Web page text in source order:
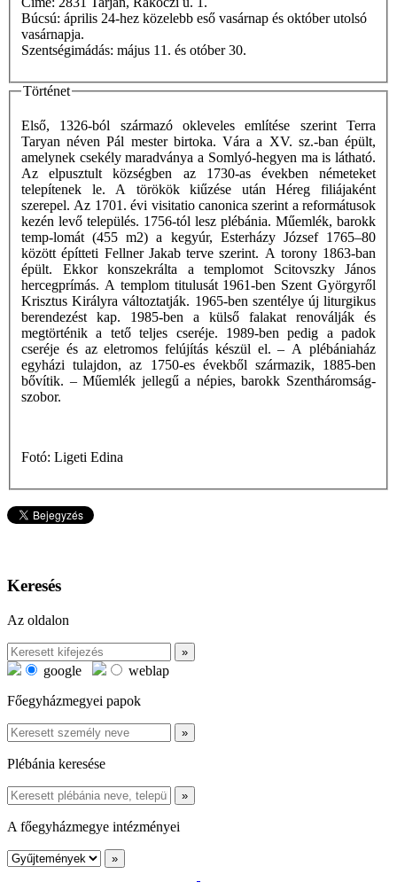
Búcsú: április 24-hez közelebb eső vasárnap és október utolsó
vasárnapja.
Szentségimádás: május 11. és otóber 30.
Történet
Első, 1326-ból származó okleveles említése szerint Terra
Taryan néven Pál mester birtoka. Vára a XV. sz.-ban épült,
amelynek csekély maradványa a Somlyó-hegyen ma is látható.
Az elpusztult községben az 1730-as években németeket
telepítenek le. A törökök kiűzése után Héreg filiájaként
szerepel. Az 1701. évi visitatio canonica szerint a reformátusok
kezén levő település. 1756-tól lesz plébánia. Műemlék, barokk
temp-lomát (455 m2) a kegyúr, Esterházy József 1765–80
között építteti Fellner Jakab terve szerint. A torony 1863-ban
épült. Ekkor konszekrálta a templomot Scitovszky János
hercegprímás. A templom titulusát 1961-ben Szent Györgyről
Krisztus Királyra változtatják. 1965-ben szentélye új liturgikus
berendezést kap. 1985-ben a külső falakat renoválják és
megtörténik a tető teljes cseréje. 1989-ben pedig a padok
cseréje és az eletromos felújítás készül el. – A plébániaház
egyházi tulajdon, az 1750-es évekből származik, 1885-ben
bővítik. – Műemlék jellegű a népies, barokk Szentháromság-
szobor.
Fotó: Ligeti Edina
Keresés
Az oldalon
google
weblap
Főegyházmegyei papok
Plébánia keresése
A főegyházmegye intézményei